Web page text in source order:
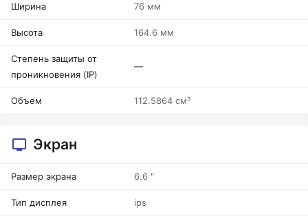
Ширина 76 мм
Высота 164.6 мм
Степень защиты от
проникновения (IP)
—
Объем 112.5864 см³
Экран
Размер экрана 6.6 "
Тип дисплея ips